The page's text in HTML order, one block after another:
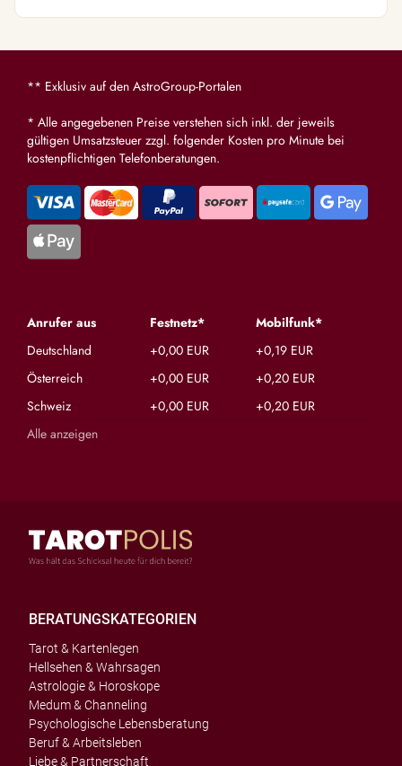
** Exklusiv auf den AstroGroup-Portalen
* Alle angegebenen Preise verstehen sich inkl. der jeweils
gültigen Umsatzsteuer zzgl. folgender Kosten pro Minute bei
kostenpflichtigen Telefonberatungen.
Anrufer aus Festnetz*
Mobilfunk*
Deutschland
+0,00 EUR
+0,19 EUR
Österreich
+0,00 EUR
+0,20 EUR
Schweiz
+0,00 EUR
+0,20 EUR
Alle anzeigen
BERATUNGSKATEGORIEN
Tarot & Kartenlegen
Hellsehen & Wahrsagen
Astrologie & Horoskope
Medum & Channeling
Psychologische Lebensberatung
Beruf & Arbeitsleben
Liebe & Partnerschaft